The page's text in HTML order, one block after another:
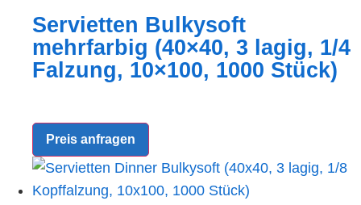
Servietten Bulkysoft
mehrfarbig (40×40, 3 lagig, 1/4
Falzung, 10×100, 1000 Stück)
Preis anfragen